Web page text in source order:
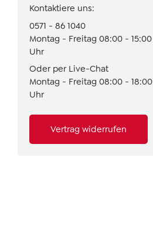
Kontaktiere uns:
0571 - 86 1040
Montag - Freitag 08:00 - 15:00
Uhr
Oder per Live-Chat
Montag - Freitag 08:00 - 18:00
Uhr
Vertrag widerrufen